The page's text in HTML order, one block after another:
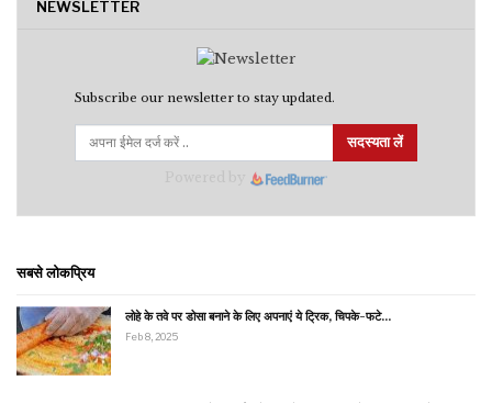
NEWSLETTER
Subscribe our newsletter to stay updated.
सदस्यता लें
सबसे लोकप्रिय
लोहे के तवे पर डोसा बनाने के लिए अपनाएं ये ट्रिक, चिपके-फटे…
Feb 8, 2025